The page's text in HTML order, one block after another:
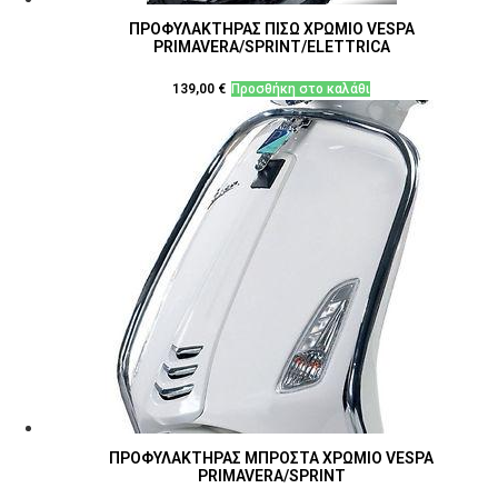
ΠΡΟΦΥΛΑΚΤΗΡΑΣ ΠΙΣΩ ΧΡΩΜΙΟ VESPA
PRIMAVERA/SPRINT/ELETTRICA
139,00 € Προσθήκη στο καλάθι
ΠΡΟΦΥΛΑΚΤΗΡΑΣ ΜΠΡΟΣΤΑ ΧΡΩΜΙΟ VESPA
PRIMAVERA/SPRINT